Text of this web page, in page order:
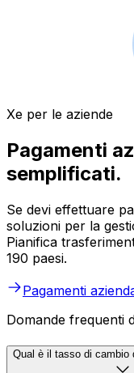
Xe per le aziende
Pagamenti
semplificati.
Se devi effettuare
soluzioni per la
Pianifica
190 paesi.
Pagamenti
Domande frequenti
Qual è il tasso di cambio